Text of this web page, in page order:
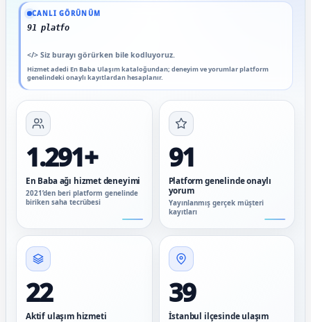
CANLI GÖRÜNÜM
91 platform genelinde onayl
</> Siz burayı görürken bile kodluyoruz.
Hizmet adedi En Baba Ulaşım kataloğundan; deneyim ve yorumlar platform
genelindeki onaylı kayıtlardan hesaplanır.
Güncel veriler: 1.291+ En Baba ağı hizmet deneyimi; 91 platform genelinde
1.291+
En Baba ağı hizmet deneyimi
2021’den beri platform genelinde
biriken saha tecrübesi
91
Platform genelinde onaylı
yorum
Yayınlanmış gerçek müşteri
kayıtları
22
Aktif ulaşım hizmeti
39
İstanbul ilçesinde ulaşım